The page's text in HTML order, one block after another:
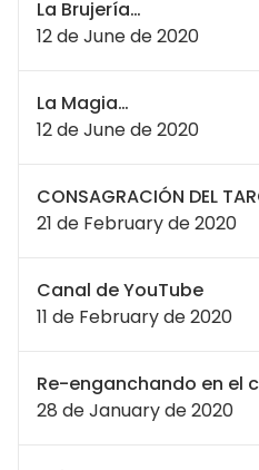
La Brujería…
12 de June de 2020
La Magia…
12 de June de 2020
CONSAGRACIÓN DEL
21 de February de 2020
Canal de YouTube
11 de February de 2020
Re-enganchando en el
28 de January de 2020